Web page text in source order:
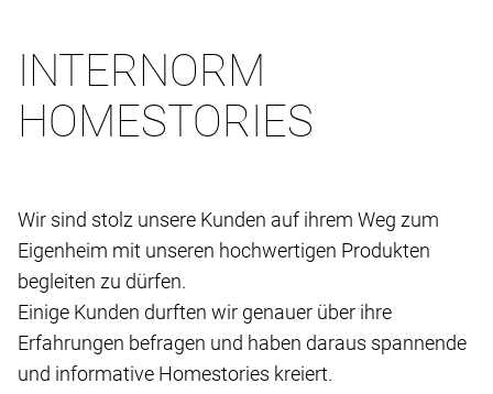
INTERNORM
HOMESTORIES
Wir sind stolz unsere Kunden auf ihrem Weg zum
Eigenheim mit unseren hochwertigen Produkten
begleiten zu dürfen.
Einige Kunden durften wir genauer über ihre
Erfahrungen befragen und haben daraus spannende
und informative Homestories kreiert.